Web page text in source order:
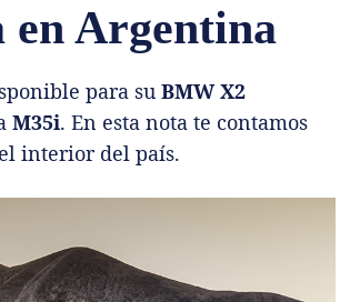
Argentina
para su BMW X2
M35i. En esta nota te contamos
interior del país.